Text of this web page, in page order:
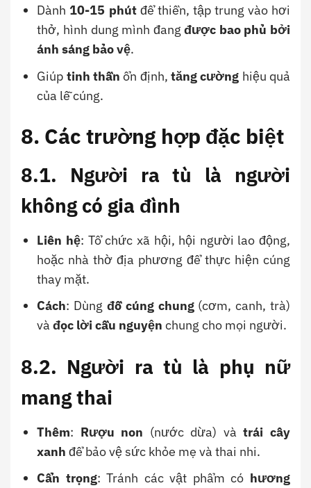
Dành 10-15 phútđể thiền, tập trung vào hơi
thở, hình dung mình đangđược bao phủ bởi
ánh sáng bảo vệ.
Giúp tinh thần ổn định,tăng cường hiệu quả
của lễ cúng.
8. Các trường hợp đặc biệt
8.1. Người ra tù là người
không có gia đình
Liên hệ: Tổ chức xã hội, hội người lao động,
hoặc nhà thờ địa phương để thực hiện cúng
thay mặt.
Cách: Dùng đồ cúng chung(cơm, canh, trà)
vàđọc lời cầu nguyện chung cho mọi người.
8.2. Người ra tù là phụ nữ
mang thai
Thêm: Rượu non (nước dừa) vàtrái cây
xanh để bảo vệ sức khỏe mẹ và thai nhi.
Cẩn trọng: Tránh các vật phẩm có hương